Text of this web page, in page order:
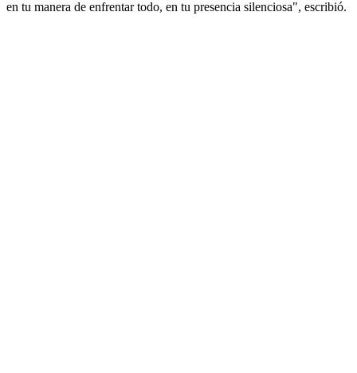
en tu manera de enfrentar todo, en tu presencia silenciosa", escribió.